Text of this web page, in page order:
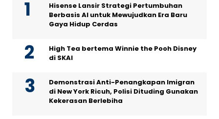
Hisense Lansir Strategi Pertumbuhan
Berbasis AI untuk Mewujudkan Era Baru
Gaya Hidup Cerdas
High Tea bertema Winnie the Pooh Disney
di SKAI
Demonstrasi Anti-Penangkapan Imigran
di New York Ricuh, Polisi Dituding Gunakan
Kekerasan Berlebiha